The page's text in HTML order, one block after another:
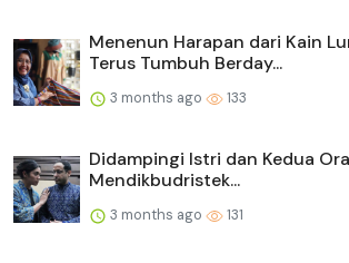
Menenun Harapan dari Kain
Terus Tumbuh Berday...
3 months ago 133
Didampingi Istri dan Kedua
Mendikbudristek...
3 months ago 131